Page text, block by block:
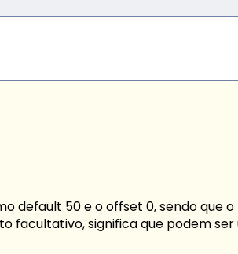
default 50 e ooffset 0, sendo que
facultativo, significa que podem